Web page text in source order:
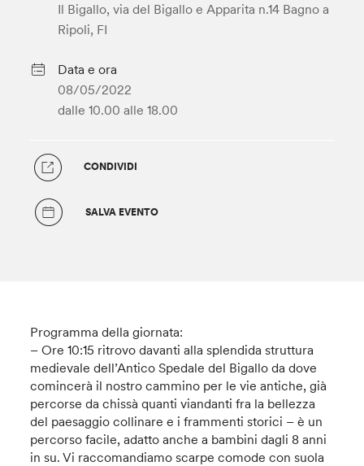
Il Bigallo, via del Bigallo e Apparita n.14 Bagno a
Ripoli, FI
Data e ora
08/05/2022
dalle 10.00 alle 18.00
CONDIVIDI
SALVA EVENTO
Programma della giornata:
– Ore 10:15 ritrovo davanti alla splendida struttura
medievale dell’Antico Spedale del Bigallo da dove
comincerà il nostro cammino per le vie antiche, già
percorse da chissà quanti viandanti fra la bellezza
del paesaggio collinare e i frammenti storici – è un
percorso facile, adatto anche a bambini dagli 8 anni
in su. Vi raccomandiamo scarpe comode con suola